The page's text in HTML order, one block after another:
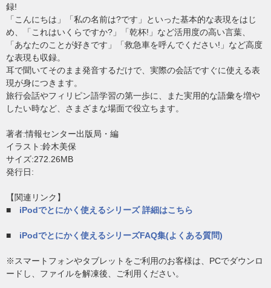
録!
「こんにちは」「私の名前は?です」といった基本的な表現をはじ
め、「これはいくらですか?」「乾杯!」など活用度の高い言葉、
「あなたのことが好きです」「救急車を呼んでください!」など高度
な表現も収録。
耳で聞いてそのまま発音するだけで、実際の会話ですぐに使える表
現が身につきます。
旅行会話やフィリピン語学習の第一歩に、また実用的な語彙を増や
したい時など、さまざまな場面で役立ちます。
著者:情報センター出版局・編
イラスト:鈴木美保
サイズ:272.26MB
発行日:
【関連リンク】
■ iPodでとにかく使えるシリーズ 詳細はこちら
■ iPodでとにかく使えるシリーズFAQ集(よくある質問)
※スマートフォンやタブレットをご利用のお客様は、PCでダウンロ
ードし、ファイルを解凍後、ご利用ください。